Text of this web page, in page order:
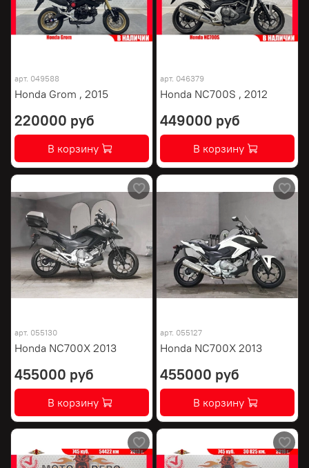
арт. 049588
Honda Grom , 2015
220000 руб
В корзину
арт. 046379
Honda NC700S , 2012
449000 руб
В корзину
арт. 055130
Honda NC700X 2013
455000 руб
В корзину
арт. 055127
Honda NC700X 2013
455000 руб
В корзину